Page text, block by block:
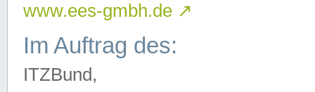
www.ees-gmbh.de ↗
Im Auftrag des:
ITZBund,